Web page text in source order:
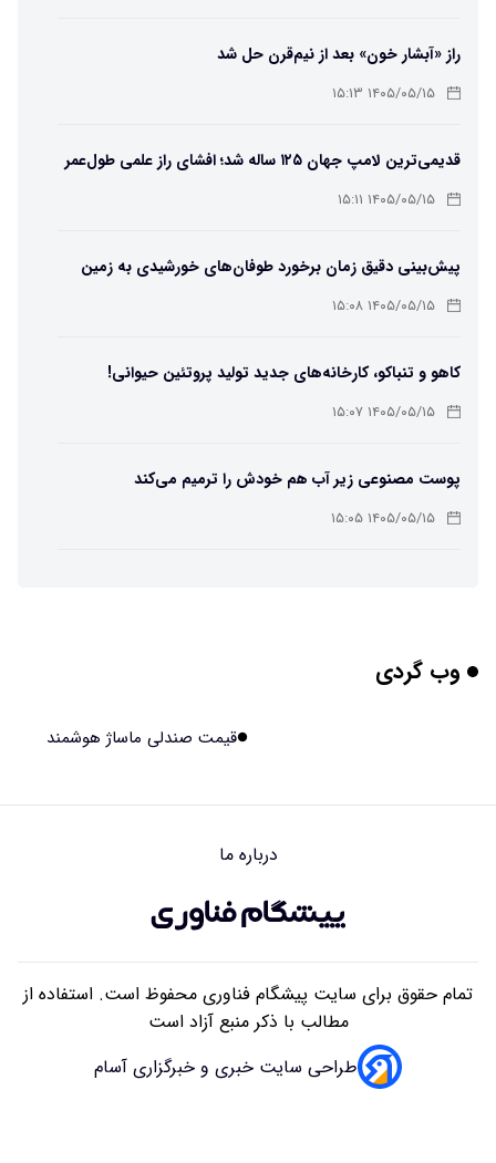
راز «آبشار خون» بعد از نیم‌قرن حل شد
۱۴۰۵/۰۵/۱۵ ۱۵:۱۳
قدیمی‌ترین لامپ جهان ۱۲۵ ساله شد؛ افشای راز علمی طول‌عمر
لامپ سنتنیال
۱۴۰۵/۰۵/۱۵ ۱۵:۱۱
پیش‌بینی دقیق زمان برخورد طوفان‌های خورشیدی به زمین
ممکن شد
۱۴۰۵/۰۵/۱۵ ۱۵:۰۸
کاهو و تنباکو، کارخانه‌های جدید تولید پروتئین حیوانی!
۱۴۰۵/۰۵/۱۵ ۱۵:۰۷
پوست مصنوعی زیر آب هم خودش را ترمیم می‌کند
۱۴۰۵/۰۵/۱۵ ۱۵:۰۵
برنج فضایی چین به مرحله برداشت رسید
ایرانی‌ها چقدر از هوش مصنوعی استفاده می‌کنند؟
وب گردی
قیمت صندلی ماساژ هوشمند
درباره ما
تمام حقوق برای سایت پیشگام فناوری محفوظ است. استفاده از
مطالب با ذکر منبع آزاد است
طراحی سایت خبری و خبرگزاری آسام